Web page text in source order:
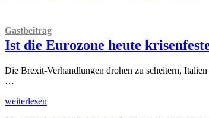
Problem
der
„Un-
States
Gastbeitrag
Ist die Eurozone heute
Die Brexit-Verhandlungen drohen zu scheitern,
…
„Gastbeitrag
weiterlesen